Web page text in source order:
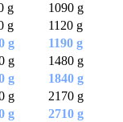
g
1090 g
g
1120 g
g
1190 g
g
1480 g
g
1840 g
g
2170 g
g
2710 g